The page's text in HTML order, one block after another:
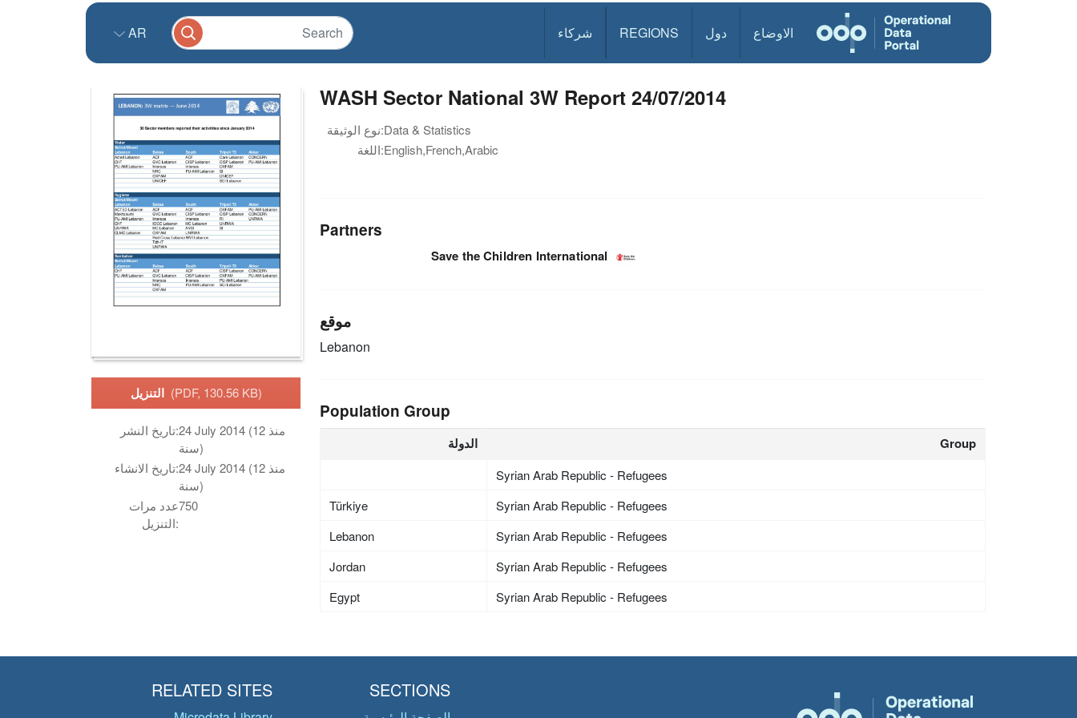
الاوضاع دول REGIONS شركاء AR
التنزيل (PDF, 130.56 KB)
تاريخ النشر:24 July 2014 (منذ 12
سنة)
تاريخ الانشاء:24 July 2014 (منذ 12
سنة)
عدد مرات
التنزيل:
750
WASH Sector National 3W Report 24/07/2014
نوع الوثيقة:Data & Statistics
اللغة:English,French,Arabic
Partners
Save the Children International
موقع
Lebanon
Population Group
الدولة Group
Syrian Arab Republic - Refugees
Türkiye
Syrian Arab Republic - Refugees
Lebanon
Syrian Arab Republic - Refugees
Jordan
Syrian Arab Republic - Refugees
Egypt
Syrian Arab Republic - Refugees
SECTIONS
RELATED SITES